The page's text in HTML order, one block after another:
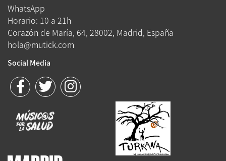
WhatsApp
Horario: 10 a 21h
Corazón de María, 64, 28002, Madrid, España
hola@mutick.com
Social Media